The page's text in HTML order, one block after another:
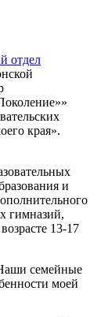
отдел
края».
и
гимназий,
13-17
семейные
моей